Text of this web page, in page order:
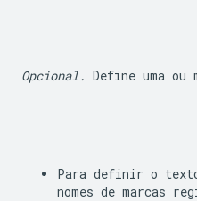
Opcional. Define uma ou
Para definir o texto
nomes de marcas